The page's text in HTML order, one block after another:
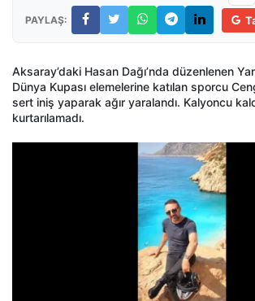
PAYLAŞ:
Aksaray’daki Hasan Dağı’nda düzenlenen
Dünya Kupası elemelerine katılan sporcu
sert iniş yaparak ağır yaralandı. Kalyoncu
kurtarılamadı.